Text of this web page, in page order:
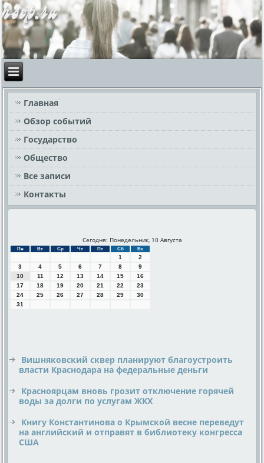
Главная
Обзор событий
Государство
Общество
Все записи
Контакты
Сегодня: Понедельник, 10 Августа
Пн Вт Ср Чт Пт Сб Вс
1
2
3
4 5 6 7 8
9
10
11 12 13 14 15
16
17
18 19 20 21 22
23
24
25 26 27 28 29
30
31
Вишняковский сквер планируют благоустроить
власти Краснодара на федеральные деньги
Красноярцам вновь грозит отключение горячей
воды за долги по услугам ЖКХ
Книгу Константинова о Крымской весне переведут
на английский и отправят в библиотеку конгресса
США